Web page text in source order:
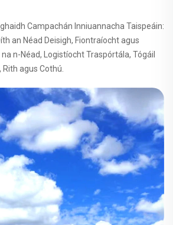
Campachán Inniuannacha Taispeáin:
an Néad Deisigh, Fiontraíocht agus
n-Néad, Logistíocht Traspórtála, Tógáil
agus Cothú.